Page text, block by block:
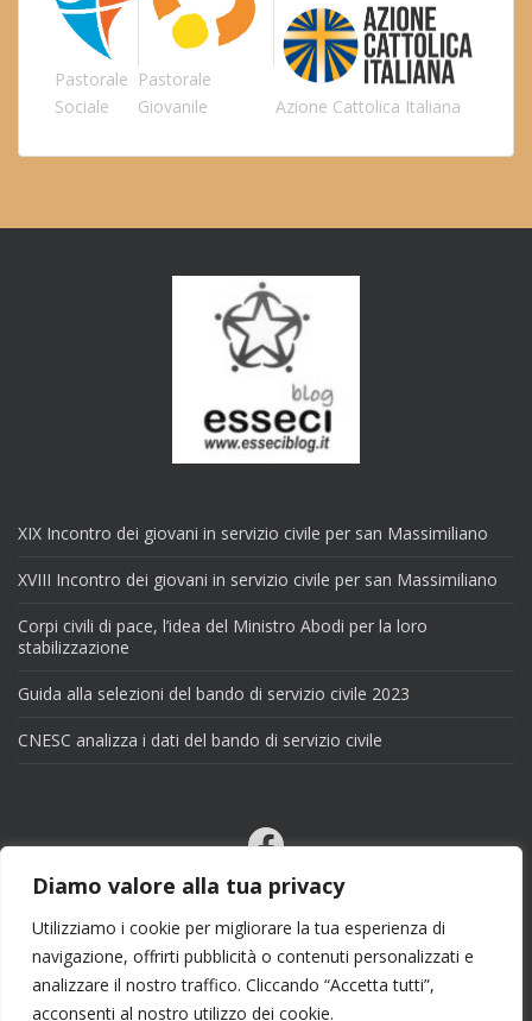
Diamo valore alla tua privacy
Utilizziamo i cookie per migliorare la tua esperienza di
navigazione, offrirti pubblicità o contenuti personalizzati e
analizzare il nostro traffico. Cliccando “Accetta tutti”,
acconsenti al nostro utilizzo dei cookie.
Pastorale
Sociale
Pastorale
Giovanile
Azione Cattolica Italiana
XIX Incontro dei giovani in servizio civile per san Massimiliano
XVIII Incontro dei giovani in servizio civile per san Massimiliano
Corpi civili di pace, l’idea del Ministro Abodi per la loro
stabilizzazione
Guida alla selezioni del bando di servizio civile 2023
CNESC analizza i dati del bando di servizio civile
Facebook
Email
X